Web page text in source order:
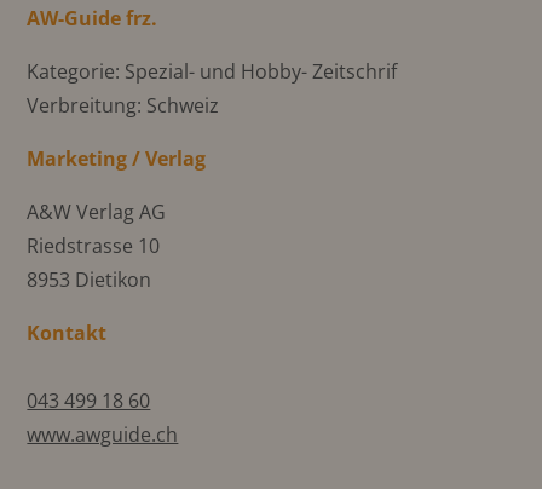
AW-Guide frz.
Kategorie: Spezial- und Hobby- Zeitschrif
Verbreitung: Schweiz
Marketing / Verlag
A&W Verlag AG
Riedstrasse 10
8953 Dietikon
Kontakt
043 499 18 60
www.awguide.ch